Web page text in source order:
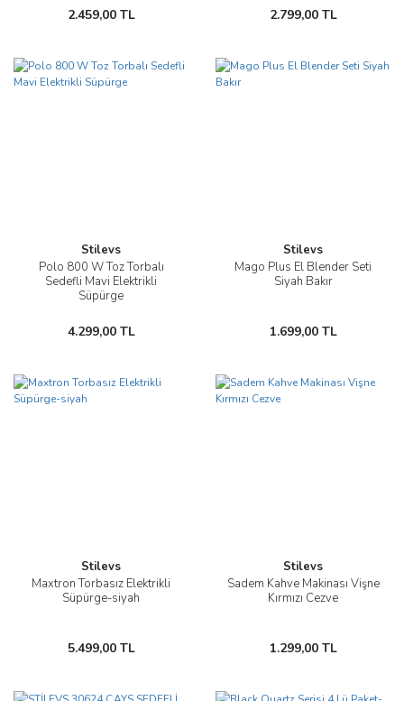
2.459,00 TL 2.799,00 TL
Stilevs
Polo 800 W Toz Torbalı
Sedefli Mavi Elektrikli
Süpürge
4.299,00 TL
Stilevs
Mago Plus El Blender Seti
Siyah Bakır
1.699,00 TL
Stilevs
Maxtron Torbasız Elektrikli
Süpürge-siyah
5.499,00 TL
Stilevs
Sadem Kahve Makinası Vişne
Kırmızı Cezve
1.299,00 TL